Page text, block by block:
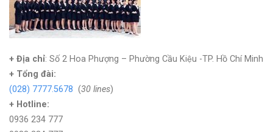
+ Địa chỉ: Số 2 Hoa Phượng – Phường Cầu Kiệu -TP. Hồ Chí Minh
+ Tổng đài:
(028) 7777.5678 (30 lines)
+ Hotline:
0936 234 777